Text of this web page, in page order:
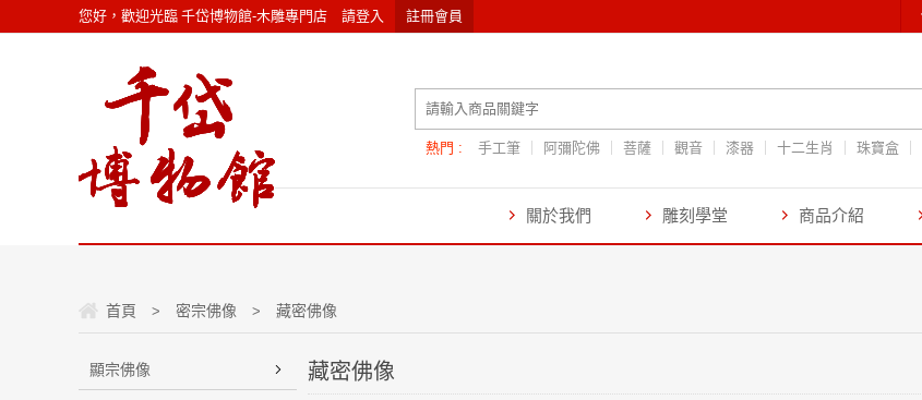
您好，歡迎光臨 千岱博物館-木雕專門店 請登入 註冊會員
熱門 : 手工筆 阿彌陀佛 菩薩 觀音 漆器 十二生肖 珠寶盒
關於我們 雕刻學堂 商品介紹
首頁 > 密宗佛像 > 藏密佛像
顯宗佛像 藏密佛像